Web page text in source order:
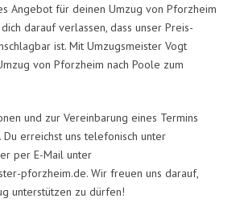
Angebot für deinen Umzug von Pforzheim
darauf verlassen, dass unser Preis-
ist. Mit Umzugsmeister Vogt
von Pforzheim nach Poole zum
und zur Vereinbarung eines Termins
erreichst uns telefonisch unter
per E-Mail unter
pforzheim.de. Wir freuen uns darauf,
unterstützen zu dürfen!